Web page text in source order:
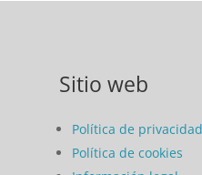
Sitio web
Política de privacidad
Política de cookies